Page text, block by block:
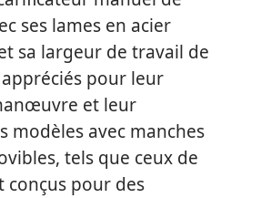
ses lames en acier
sa largeur de travail de
pour leur
et leur
modèles avec manches
tels que ceux de
conçus pour des